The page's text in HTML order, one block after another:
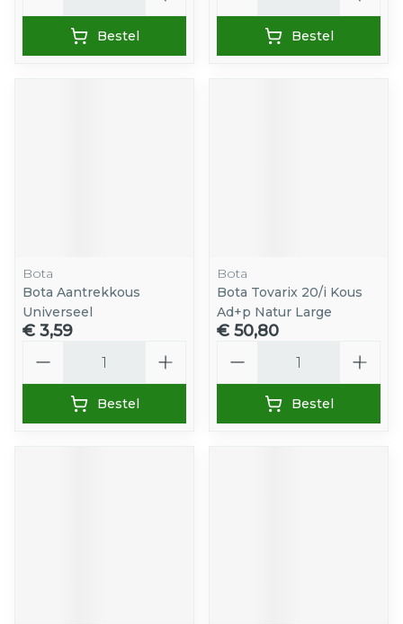
Bestel Bestel
Bota
Bota Aantrekkous
Universeel
€ 3,59
Bestel
Bota
Bota Tovarix 20/i Kous
Ad+p Natur Large
€ 50,80
Bestel